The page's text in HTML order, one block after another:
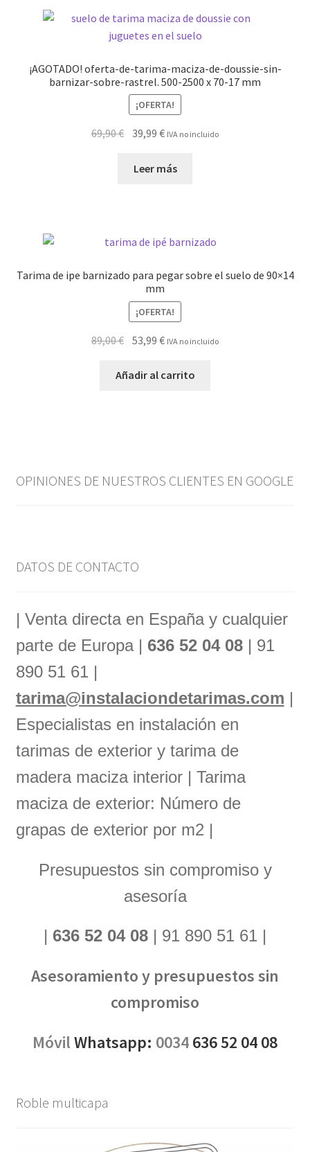
¡AGOTADO! oferta-de-tarima-maciza-de-doussie-sin-
barnizar-sobre-rastrel. 500-2500 x 70-17 mm
¡OFERTA!
69,90€ El
original
39,99€El
actual
IVA no incluido
Leer más
Tarima de ipe barnizado para pegar sobre el suelo de 90×14
mm
¡OFERTA!
89,00€ El
original
53,99€El
actual
IVA no incluido
Añadir al carrito
OPINIONES DE NUESTROS CLIENTES EN GOOGLE
DATOS DE CONTACTO
| Venta directa en España y cualquier
parte de Europa | 636 52 04 08| 91
890 51 61 |
tarima@instalaciondetarimas.com |
Especialistas en instalación en
tarimas de exterior y tarima de
madera maciza interior | Tarima
maciza de exterior: Número de
grapas de exterior por m2 |
Presupuestos sin compromiso y
asesoría
| 636 52 04 08 | 91 890 51 61 |
Asesoramiento y presupuestos sin
compromiso
MóvilWhatsapp: 0034636 52 04 08
Roble multicapa